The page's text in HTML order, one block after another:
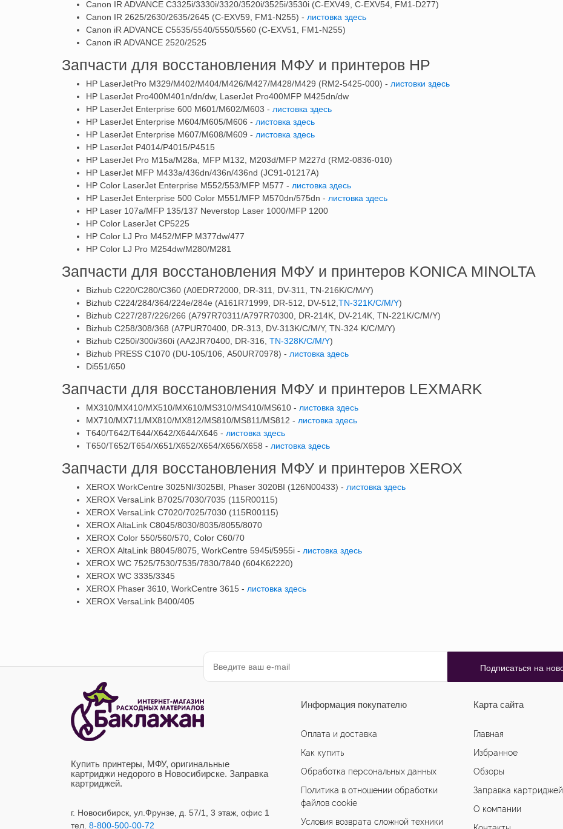
Canon IR ADVANCE C3325i/3330i/3320/3520i/3525i/3530i (C-EXV49, C-EXV54, FM1-D277)
Canon IR 2625/2630/2635/2645 (C-EXV59, FM1-N255) - листовка здесь
Canon iR ADVANCE C5535/5540/5550/5560 (C-EXV51, FM1-N255)
Canon iR ADVANCE 2520/2525
Запчасти для восстановления МФУ и принтеров HP
HP LaserJetPro M329/M402/M404/M426/M427/M428/M429 (RM2-5425-000) - листовки здесь
HP LaserJet Pro400M401n/dn/dw, LaserJet Pro400MFP M425dn/dw
HP LaserJet Enterprise 600 M601/M602/M603 - листовка здесь
HP LaserJet Enterprise M604/M605/M606 - листовка здесь
HP LaserJet Enterprise M607/M608/M609 - листовка здесь
HP LaserJet P4014/P4015/P4515
HP LaserJet Pro M15a/M28a, MFP M132, M203d/MFP M227d (RM2-0836-010)
HP LaserJet MFP M433a/436dn/436n/436nd (JC91-01217A)
HP Color LaserJet Enterprise M552/553/MFP M577 - листовка здесь
HP LaserJet Enterprise 500 Color M551/MFP M570dn/575dn - листовка здесь
HP Laser 107a/MFP 135/137 Neverstop Laser 1000/MFP 1200
HP Color LaserJet CP5225
HP Color LJ Pro M452/MFP M377dw/477
HP Color LJ Pro M254dw/M280/M281
Запчасти для восстановления МФУ и принтеров KONICA MINOLTA
Bizhub C220/C280/C360 (A0EDR72000, DR-311, DV-311, TN-216K/C/M/Y)
Bizhub C224/284/364/224e/284e (A161R71999, DR-512, DV-512, TN-321K/C/M/Y)
Bizhub C227/287/226/266 (A797R70311/A797R70300, DR-214K, DV-214K, TN-221K/C/M/Y)
Bizhub C258/308/368 (A7PUR70400, DR-313, DV-313K/C/M/Y, TN-324 K/C/M/Y)
Bizhub C250i/300i/360i (AA2JR70400, DR-316, TN-328K/C/M/Y)
Bizhub PRESS C1070 (DU-105/106, A50UR70978) - листовка здесь
Di551/650
Запчасти для восстановления МФУ и принтеров LEXMARK
MX310/MX410/MX510/MX610/MS310/MS410/MS610 - листовка здесь
MX710/MX711/MX810/MX812/MS810/MS811/MS812 - листовка здесь
T640/T642/T644/X642/X644/X646 - листовка здесь
T650/T652/T654/X651/X652/X654/X656/X658 - листовка здесь
Запчасти для восстановления МФУ и принтеров XEROX
XEROX WorkCentre 3025NI/3025BI, Phaser 3020BI (126N00433) - листовка здесь
XEROX VersaLink B7025/7030/7035 (115R00115)
XEROX VersaLink C7020/7025/7030 (115R00115)
XEROX AltaLink C8045/8030/8035/8055/8070
XEROX Color 550/560/570, Color C60/70
XEROX AltaLink B8045/8075, WorkCentre 5945i/5955i - листовка здесь
XEROX WC 7525/7530/7535/7830/7840 (604K62220)
XEROX WC 3335/3345
XEROX Phaser 3610, WorkCentre 3615 - листовка здесь
XEROX VersaLink B400/405
Купить принтеры, МФУ, оригинальные
картриджи недорого в Новосибирске. Заправка
картриджей.
г. Новосибирск, ул.Фрунзе, д. 57/1, 3 этаж, офис 1
тел. 8-800-500-00-72
Информация покупателю
Оплата и доставка
Как купить
Обработка персональных данных
Политика в отношении обработки
файлов cookie
Условия возврата сложной техники
Карта сайта
Главная
Избранное
Обзоры
Заправка картриджей
О компании